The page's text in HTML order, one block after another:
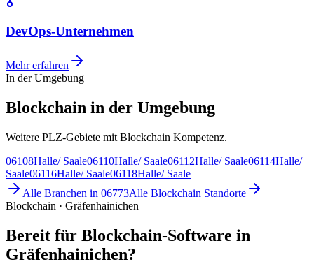
DevOps-Unternehmen
Mehr erfahren
In der Umgebung
Blockchain in der Umgebung
Weitere PLZ-Gebiete mit Blockchain Kompetenz.
06108Halle/ Saale06110Halle/ Saale06112Halle/ Saale06114Halle/
Saale06116Halle/ Saale06118Halle/ Saale
Alle Branchen in 06773Alle Blockchain Standorte
Blockchain · Gräfenhainichen
Bereit für Blockchain-Software in
Gräfenhainichen?